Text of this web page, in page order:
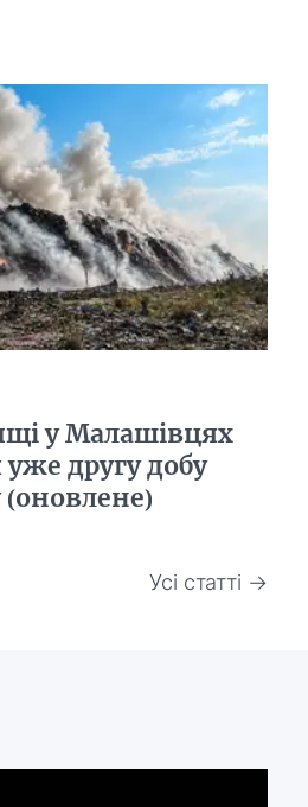
у Малашівцях
другу добу
Усі статті →